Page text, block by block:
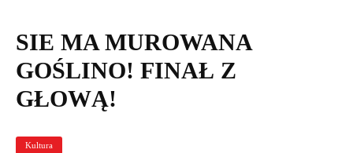
SIE MA MUROWANA
GOŚLINO! FINAŁ Z
GŁOWĄ!
Kultura